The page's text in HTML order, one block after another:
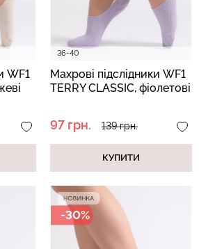
WF1
36-40
Махрові підслідники WF1
TERRY CLASSIC, фіолетові
97 грн. 139 грн.
КУПИТИ
-30%